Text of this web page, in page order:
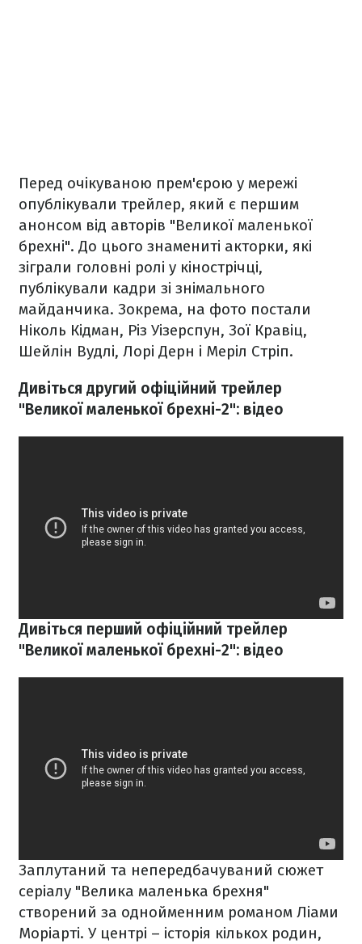
Перед очікуваною прем'єрою у мережі
опублікували трейлер, який є першим
анонсом від авторів "Великої маленької
брехні". До цього знамениті акторки, які
зіграли головні ролі у кінострічці,
публікували кадри зі знімального
майданчика. Зокрема, на фото постали
Ніколь Кідман, Різ Уізерспун, Зої Кравіц,
Шейлін Вудлі, Лорі Дерн і Меріл Стріп.
Дивіться другий офіційний трейлер
"Великої маленької брехні-2": відео
Дивіться перший офіційний трейлер
"Великої маленької брехні-2": відео
Заплутаний та непередбачуваний сюжет
серіалу "Велика маленька брехня"
створений за однойменним романом Ліами
Моріарті. У центрі – історія кількох родин,